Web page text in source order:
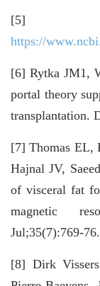
[5]
https://
[6] Rytka JM1,
portal theory
transplantation.
[7] Thomas EL,
Hajnal JV,
of visceral fat
magnetic
Jul;35(7):769-76.
[8] Dirk